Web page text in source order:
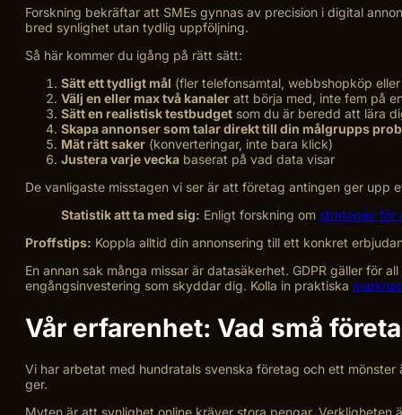
Forskning bekräftar att SMEs gynnas av precision i digital
bred synlighet utan tydlig uppföljning.
Så här kommer du igång på rätt sätt:
Sätt ett tydligt mål (fler telefonsamtal, webbshopköp
Välj en eller max två kanaler att börja med, inte fem på
Sätt en realistisk testbudget som du är beredd att lära
Skapa annonser som talar direkt till din målgrupps
Mät rätt saker (konverteringar, inte bara klick)
Justera varje vecka baserat på vad data visar
De vanligaste misstagen vi ser är att företag antingen ger
Statistik att ta med sig: Enligt forskning om strategier för
Proffstips: Koppla alltid din annonsering till ett konkret
En annan sak många missar är datasäkerhet. GDPR gäller för
engångsinvestering som skyddar dig. Kolla in praktiska
Vår erfarenhet: Vad små
Vi har arbetat med hundratals svenska företag och ett
ger.